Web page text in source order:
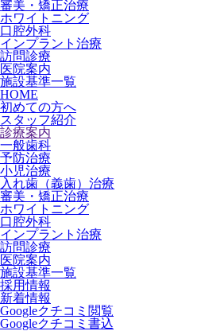
審美・矯正治療
ホワイトニング
口腔外科
インプラント治療
訪問診療
医院案内
施設基準一覧
HOME
初めての方へ
スタッフ紹介
診療案内
一般歯科
予防治療
小児治療
入れ歯（義歯）治療
審美・矯正治療
ホワイトニング
口腔外科
インプラント治療
訪問診療
医院案内
施設基準一覧
採用情報
新着情報
Googleクチコミ閲覧
Googleクチコミ書込